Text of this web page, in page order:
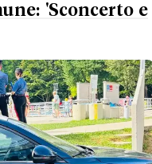
'Sconcerto e